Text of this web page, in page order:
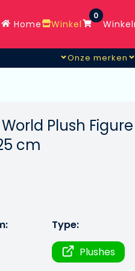
Home Winkel
0
Onze merken
Plush
cm
Type:
Plushes